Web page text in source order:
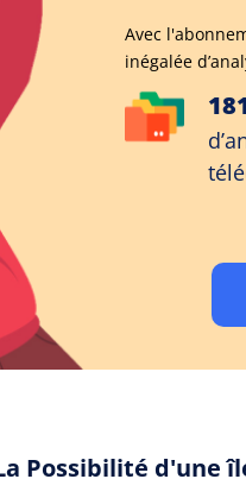
Avec
inégalée
Possibilité d'une